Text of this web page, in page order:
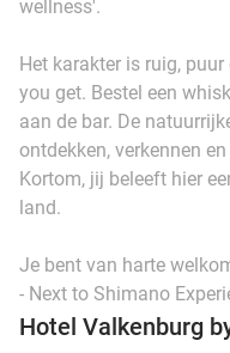
wellness'.
Het karakter is ruig,
you get. Bestel een
aan de bar. De
ontdekken, verkennen
Kortom, jij beleeft hier
land.
Je bent van harte
- Next to Shimano